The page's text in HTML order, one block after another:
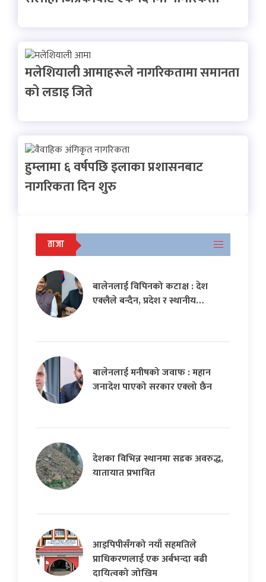
मलेशियाली आमाहरूले नागरिकतामा समानता
को लडाइ जिते
हुम्लामा ६ वर्षपछि इलाका प्रशासनबाट
नागरिकता दिन शुरु
ताजा
बालेनलाई विपिनको कटाक्ष : देश
एक्लैले बन्दैन, प्रदेश र स्थानीय…
बालेनलाई मनीषको जवाफ : महान
जनादेश पाएको सरकार एक्लो छैन
देशका विभिन्न स्थानमा सडक अवरुद्ध,
यातायात प्रभावित
आइपिपीसँगको नयाँ सहमतिले
प्राधिकरणलाई एक अर्बभन्दा बढी
दायित्वको जोखिम